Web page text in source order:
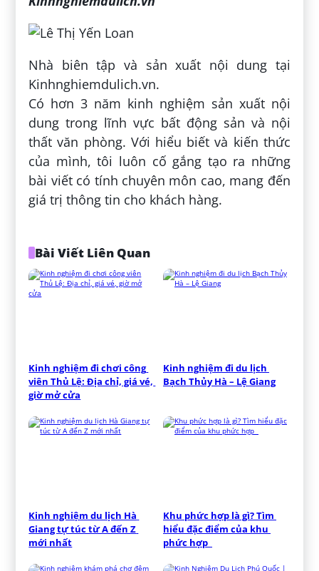
Nhà biên tập và sản xuất nội dung tại
Kinhnghiemdulich.vn.
Có hơn 3 năm kinh nghiệm sản xuất nội
dung trong lĩnh vực bất động sản và nội
thất văn phòng. Với hiểu biết và kiến thức
của mình, tôi luôn cố gắng tạo ra những
bài viết có tính chuyên môn cao, mang đến
giá trị thông tin cho khách hàng.
Bài Viết Liên Quan
Kinh nghiệm đi chơi công
viên Thủ Lệ: Địa chỉ, giá vé,
giờ mở cửa
Kinh nghiệm đi du lịch
Bạch Thủy Hà – Lệ Giang
Kinh nghiệm du lịch Hà
Giang tự túc từ A đến Z
mới nhất
Khu phức hợp là gì? Tìm
hiểu đặc điểm của khu
phức hợp